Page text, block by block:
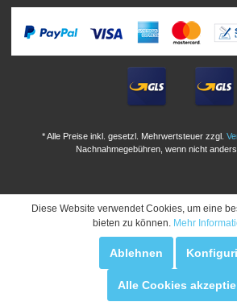
* Alle Preise inkl. gesetzl. Mehrwertsteuer zzgl.
Nachnahmegebühren, wenn nicht
Diese Website verwendet Cookies, um eine
bieten zu können. Mehr
Ablehnen
Alle Cookies